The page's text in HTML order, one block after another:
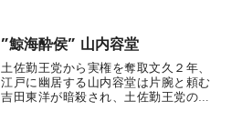
を人質に取り籠城。バルコニーから檄
文を撒き、自衛隊員へクーデターを...
”鯨海酔侯” 山内容堂
土佐勤王党から実権を奪取文久２年、
江戸に幽居する山内容堂は片腕と頼む
吉田東洋が暗殺され、土佐勤王党のへ